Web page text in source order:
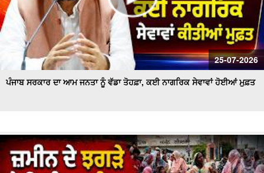
25-07-2026
ਪੰਜਾਬ ਸਰਕਾਰ ਦਾ ਆਮ ਜਨਤਾ ਨੂੰ ਵੱਡਾ ਤੋਹਫ਼ਾ, ਕਈ ਨਾਗਰਿਕ ਸੇਵਾਵਾਂ ਹੋਈਆਂ ਮੁਫ਼ਤ